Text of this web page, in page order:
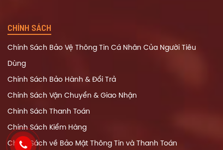
CHÍNH SÁCH
Chính Sách Bảo Vệ Thông Tin Cá Nhân Của Người Tiêu
Dùng
Chính Sách Bảo Hành & Đổi Trả
Chính Sách Vận Chuyển & Giao Nhận
Chinh Sách Thanh Toán
Chính Sách Kiểm Hàng
Chính Sách về Bảo Mật Thông Tin và Thanh Toán